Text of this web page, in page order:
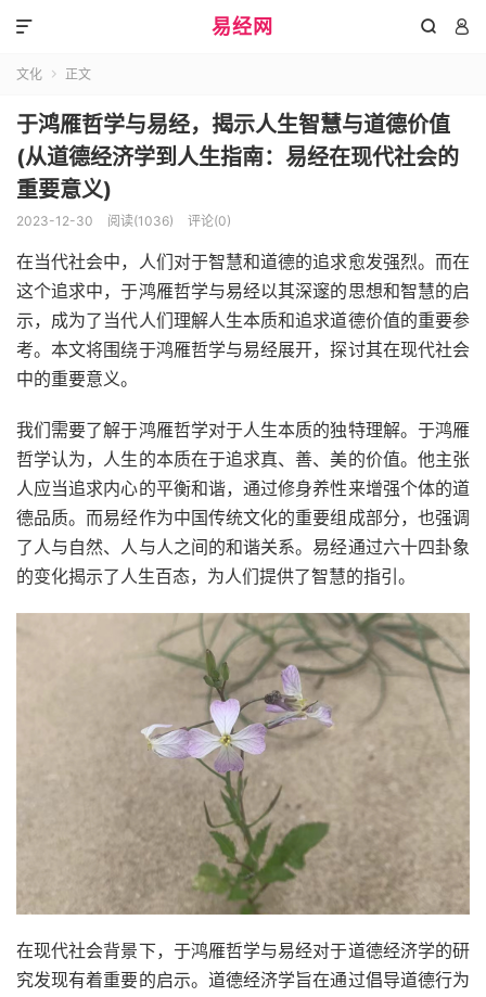
易经网  

文化  正文
于鸿雁哲学与易经，揭示人生智慧与道德价值
(从道德经济学到人生指南：易经在现代社会的
重要意义)
2023-12-30 阅读(1036) 评论(0)
在当代社会中，人们对于智慧和道德的追求愈发强烈。而在
这个追求中，于鸿雁哲学与易经以其深邃的思想和智慧的启
示，成为了当代人们理解人生本质和追求道德价值的重要参
考。本文将围绕于鸿雁哲学与易经展开，探讨其在现代社会
中的重要意义。
我们需要了解于鸿雁哲学对于人生本质的独特理解。于鸿雁
哲学认为，人生的本质在于追求真、善、美的价值。他主张
人应当追求内心的平衡和谐，通过修身养性来增强个体的道
德品质。而易经作为中国传统文化的重要组成部分，也强调
了人与自然、人与人之间的和谐关系。易经通过六十四卦象
的变化揭示了人生百态，为人们提供了智慧的指引。
在现代社会背景下，于鸿雁哲学与易经对于道德经济学的研
究发现有着重要的启示。道德经济学旨在通过倡导道德行为